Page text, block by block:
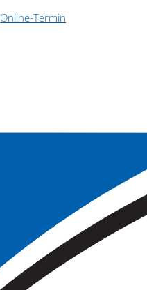
Online-Termin